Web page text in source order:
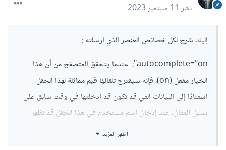
نشر11 سبتمبر 2023
إليك شرح لكل خصائص العنصر الذي ارسلته :
autocomplete="on": عندما يتحقق المتصفح من أن هذا
الخيار مفعل (on)، فإنه سيقترح تلقائيًا قيم مماثلة لهذا الحقل
استنادًا إلى البيانات التي قد تكون قد أدخلتها في وقت سابق على
سبيل المثال، عند إدخال اسم مستخدم في هذا الحقل قد تظهر
قائمة من الأسماء المقترحة تلقائيًا.أظهر المزيد